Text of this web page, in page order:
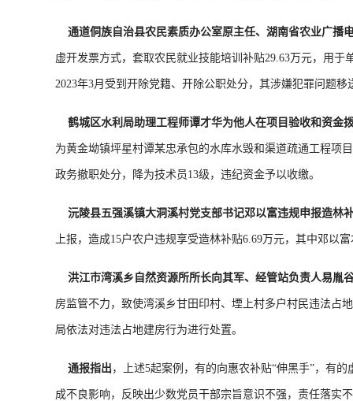
通道侗族自治县农民素质办公室原主任、湖南省农业广播
虚开发票方式，套取农民就业技能培训补贴29.63万元，用
2023年3月受到开除党籍、开除公职处分，其涉嫌犯罪问题
鹤城区水利局助理工程师谭才华为他人在项目验收和资金
为黄金坳镇坪星村谭某忠承包的水库水毁和渠道疏通工程项
政务撤职处分，降为技术员13级，违纪资金予以收缴。
沅陵县五强溪镇大洞溪村党支部书记邓以富违规申报造林
上报，造成15户农户违规享受造林补贴6.69万元，其中邓以
洪江市湾溪乡自然资源所所长向其军、经管站负责人易胤
房监管不力，致使湾溪乡甘田印村、堙上村多户村民违法占
局依法对违法占地建房行为进行处置。
通报指出 ，上述5起案例，有的向惠农补贴“伸黑手”，有
成不良影响，反映出少数党员干部宗旨意识不强，责任落实